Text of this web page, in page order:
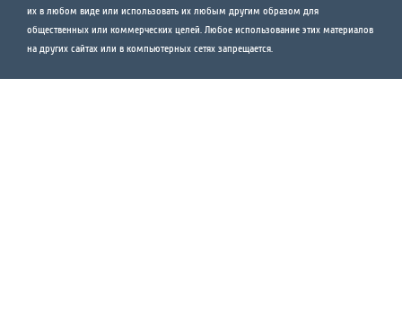
их в любом виде или использовать их любым другим образом для
общественных или коммерческих целей. Любое использование этих материалов
на других сайтах или в компьютерных сетях запрещается.